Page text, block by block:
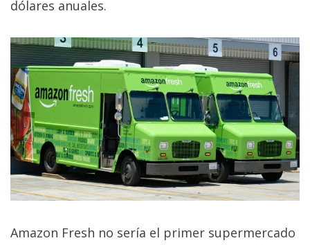
digital donde
encontrarás
todas las
noticias sobre
tecnología,
móviles,
ordenadores,
apps,
informática,
videojuegos,
comparativas,
trucos y
tutoriales.
El Grupo
dólares anuales.
Amazon Fresh no sería el primer supermercado